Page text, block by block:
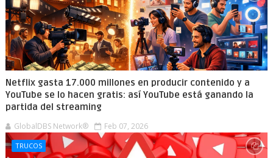
Netflix gasta 17.000 millones en producir contenido y a
YouTube se lo hacen gratis: así YouTube está ganando la
partida del streaming
GlobalDBS Network® Feb 07, 2026
TRUCOS